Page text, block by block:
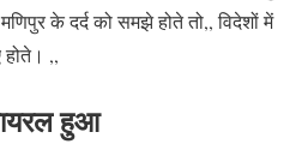
के दर्द को समझे होते तो,, विदेशों में
,,
हुआ